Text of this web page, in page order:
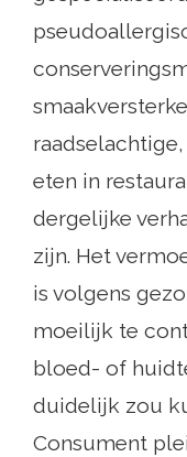
eten in
dergelijke
zijn. Het
is volgens
moeilijk te
bloed- of
duidelijk zou
Consument